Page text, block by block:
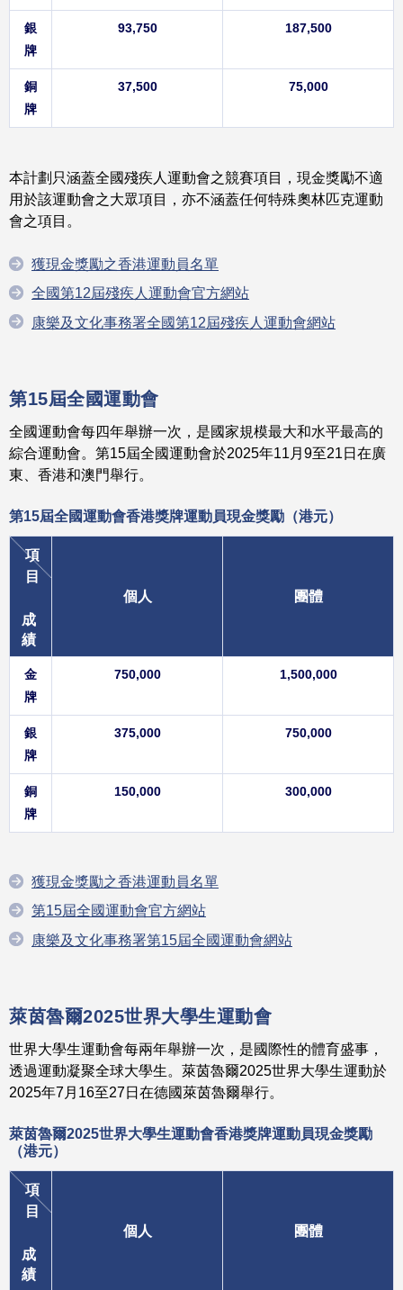
銀
牌
93,750 187,500
銅
牌
37,500 75,000
本計劃只涵蓋全國殘疾人運動會之競賽項目，現金獎勵不適
用於該運動會之大眾項目，亦不涵蓋任何特殊奧林匹克運動
會之項目。
獲現金獎勵之香港運動員名單
全國第12屆殘疾人運動會官方網站
康樂及文化事務署全國第12屆殘疾人運動會網站
第15屆全國運動會
全國運動會每四年舉辦一次，是國家規模最大和水平最高的
綜合運動會。第15屆全國運動會於2025年11月9至21日在廣
東、香港和澳門舉行。
第15屆全國運動會香港獎牌運動員現金獎勵（港元）
項
目
成
績
個人 團體
金
牌
750,000 1,500,000
銀
牌
375,000 750,000
銅
牌
150,000 300,000
獲現金獎勵之香港運動員名單
第15屆全國運動會官方網站
康樂及文化事務署第15屆全國運動會網站
萊茵魯爾2025世界大學生運動會
世界大學生運動會每兩年舉辦一次，是國際性的體育盛事，
透過運動凝聚全球大學生。萊茵魯爾2025世界大學生運動於
2025年7月16至27日在德國萊茵魯爾舉行。
萊茵魯爾2025世界大學生運動會香港獎牌運動員現金獎勵
（港元）
項
目
成
績
個人 團體